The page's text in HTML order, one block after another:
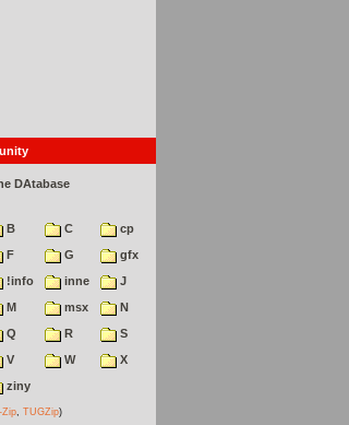
DAtabase
B C
cp
F G
gfx
!info inne
J
M msx
N
Q R
S
V W
X
ziny
Zip TUGZip)